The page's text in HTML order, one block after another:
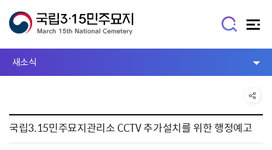
새소식
국립3.15민주묘지관리소 CCTV 추가설치를 위한 행정예고